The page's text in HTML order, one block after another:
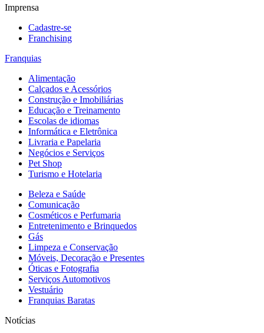
Imprensa
Cadastre-se
Franchising
Franquias
Alimentação
Calçados e Acessórios
Construção e Imobiliárias
Educação e Treinamento
Escolas de idiomas
Informática e Eletrônica
Livraria e Papelaria
Negócios e Serviços
Pet Shop
Turismo e Hotelaria
Beleza e Saúde
Comunicação
Cosméticos e Perfumaria
Entretenimento e Brinquedos
Gás
Limpeza e Conservação
Móveis, Decoração e Presentes
Óticas e Fotografia
Serviços Automotivos
Vestuário
Franquias Baratas
Notícias